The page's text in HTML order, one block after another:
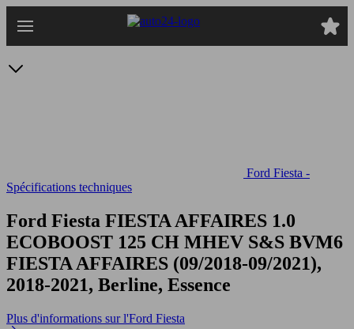
au
Ford Fiesta -
Spécifications techniques
Ford Fiesta FIESTA AFFAIRES 1.0
ECOBOOST 125 CH MHEV S&S BVM6
FIESTA AFFAIRES (09/2018-09/2021),
2018-2021, Berline, Essence
Plus d'informations sur l'Ford Fiesta